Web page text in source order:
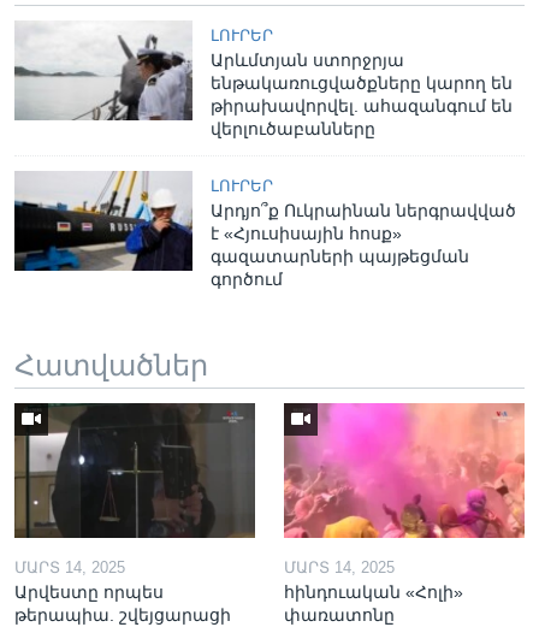
ԼՈՒՐԵՐ
Արևմտյան ստորջրյա
ենթակառուցվածքները կարող են
թիրախավորվել. ահազանգում են
վերլուծաբանները
ԼՈՒՐԵՐ
Արդյո՞ք Ուկրաինան ներգրավված
է «Հյուսիսային հոսք»
գազատարների պայթեցման
գործում
Հատվածներ
ՄԱՐՏ 14, 2025
Արվեստը որպես
թերապիա. շվեյցարացի
ՄԱՐՏ 14, 2025
հինդուական «Հոլի»
փառատոնը